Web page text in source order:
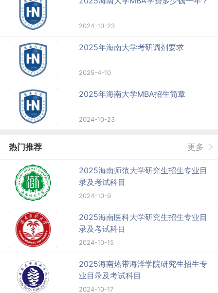
2024-10-23
2025年海南大学考研调剂要求
2025-4-10
2025年海南大学MBA招生简章
2024-10-23
热门推荐 更多
2025海南师范大学研究生招生专业目
录及考试科目
2024-10-9
2025海南医科大学研究生招生专业目
录及考试科目
2024-10-15
2025海南热带海洋学院研究生招生专
业目录及考试科目
2024-10-17